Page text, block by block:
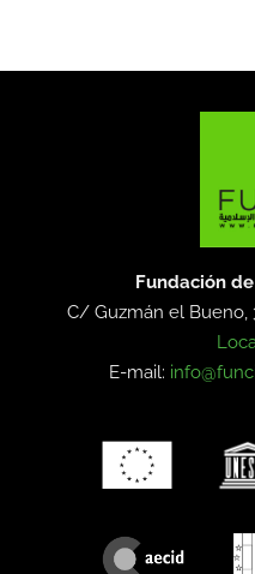
Fundación
C/ Guzmán el Bueno,
E-mail: